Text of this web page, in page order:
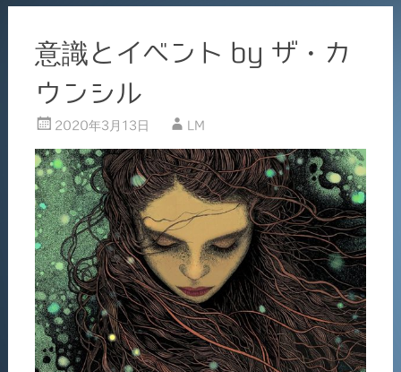
意識とイベント by ザ・カ
ウンシル
2020年3月13日 LM